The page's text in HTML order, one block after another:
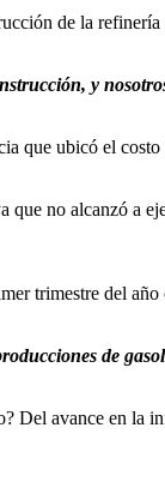
de la
y
que ubicó el
que no alcanzó a
trimestre del
de
Del avance en la